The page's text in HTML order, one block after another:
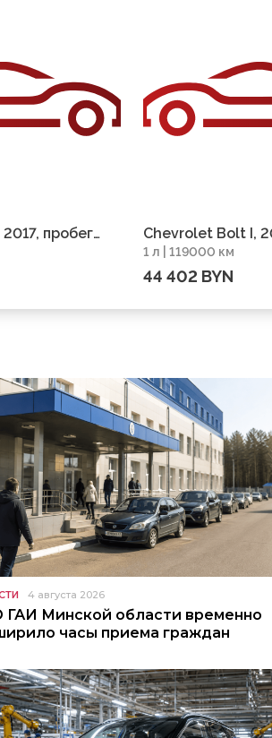
пробег
Chevrolet Bolt I,
119000 км
1 л | 119000 км
44 402 BYN
4 августа 2026
ГАИ Минской области временно
часы приема граждан